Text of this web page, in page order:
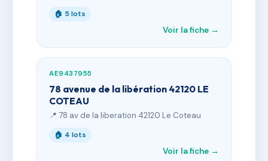
🏠 5 lots
Voir la fiche →
AE9437955
78 avenue de la libération 42120 LE
COTEAU
📍 78 av de la liberation 42120 Le Coteau
🏠 4 lots
Voir la fiche →